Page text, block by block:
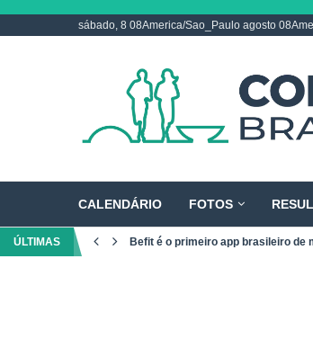
sábado, 8 08America/Sao_Paulo agosto
CALENDÁRIO FOTOS
ÚLTIMAS Befit é o primeiro app brasileiro de